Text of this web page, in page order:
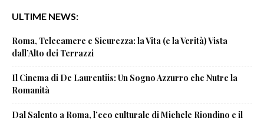
ULTIME NEWS:
Roma, Telecamere e Sicurezza: la Vita (e la Verità) Vista
dall’Alto dei Terrazzi
Il Cinema di De Laurentiis: Un Sogno Azzurro che Nutre la
Romanità
Dal Salento a Roma, l’eco culturale di Michele Riondino e il